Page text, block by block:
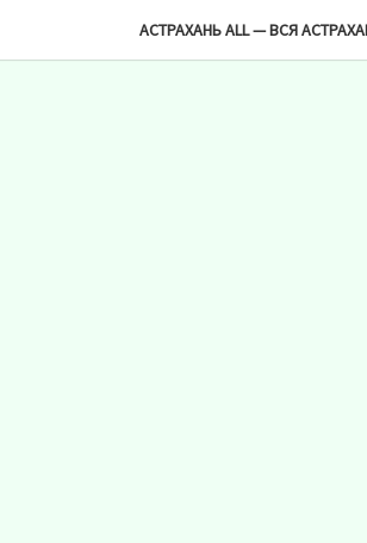
АСТРАХАНЬ ALL — ВСЯ